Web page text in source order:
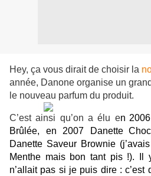
Hey, ça vous dirait de choisir la
année, Danone organise un
le nouveau parfum du produit.
C’est ainsi qu’on a élu en
Brûlée, en 2007 Danette
Danette Saveur Brownie
Menthe mais bon tant pis !). Il
n’allait pas si je puis dire : c’est